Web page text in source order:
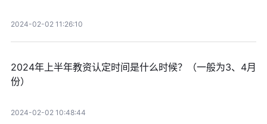
2024-02-02 11:26:10
2024年上半年教资认定时间是什么时候？（一般为3、4月
份）
2024-02-02 10:48:44